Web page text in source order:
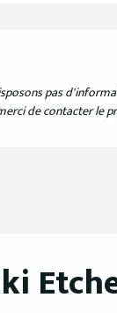
pas
de contacter le